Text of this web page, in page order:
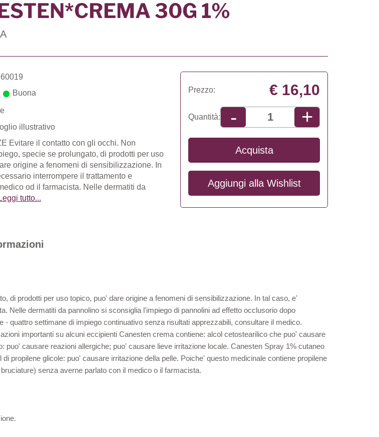
30G 1%
Buona
illustrativo
Evitare il contatto con gli occhi. Non
specie se prolungato, di prodotti per uso
origine a fenomeni di sensibilizzazione. In
interrompere il trattamento e
od il farmacista. Nelle dermatiti da
Leggi tutto...
Prezzo: € 16,10
Quantità: - +
Acquista
Aggiungi alla Wishlist
di prodotti per uso topico, puo' dare origine a fenomeni di sensibilizzazione. In tal caso, e'
Nelle dermatiti da pannolino si sconsiglia l'impiego di pannolini ad effetto occlusorio dopo
quattro settimane di impiego continuativo senza risultati apprezzabili, consultare il medico.
importanti su alcuni eccipienti Canesten crema contiene: alcol cetostearilico che puo' causare
causare reazioni allergiche; puo' causare lieve irritazione locale. Canesten Spray 1% cutaneo
propilene glicole: puo' causare irritazione della pelle. Poiche' questo medicinale contiene propilene
senza averne parlato con il medico o il farmacista.